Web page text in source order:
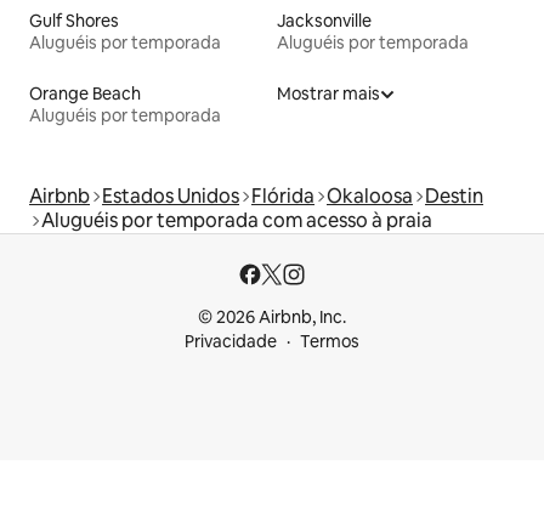
Gulf Shores
Aluguéis por temporada
Jacksonville
Aluguéis por temporada
Orange Beach
Aluguéis por temporada
Mostrar mais
Airbnb Estados Unidos Flórida Okaloosa Destin
Aluguéis por temporada com acesso à praia
© 2026 Airbnb, Inc.
Privacidade
Termos